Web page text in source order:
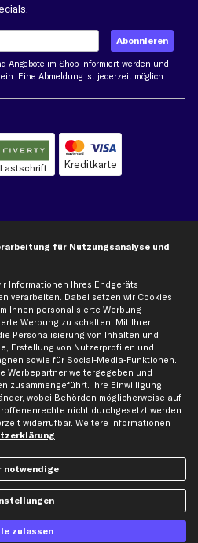
Angebote im Shop informiert werden und
ein. Eine Abmeldung ist jederzeit möglich.
Lastschrift Kreditkarte
nur zu Vergleichszwecken und sind
von Namen, Warenzeichen oder
Zuordnung unserer Artikel. Die Angaben
sind nicht statthaft. Die Ware bleibt
die gesamte Datenbank, dürfen nicht
und Verbreitung der Daten und der
Jegliche unautorisierte Nutzung von
dar und kann rechtliche Schritte
für Nutzungsanalyse und
Informationen Ihres Endgeräts
verarbeiten. Dabei setzen wir Cookies
Ihnen personalisierte Werbung
Werbung zu schalten. Mit Ihrer
Personalisierung von Inhalten und
Erstellung von Nutzerprofilen und
sowie für Social-Media-Funktionen.
Werbepartner weitergegeben und
zusammengeführt. Ihre Einwilligung
wobei Behörden möglicherweise auf
nicht durchgesetzt werden
widerrufbar. Weitere Informationen
.
notwendige
zulassen